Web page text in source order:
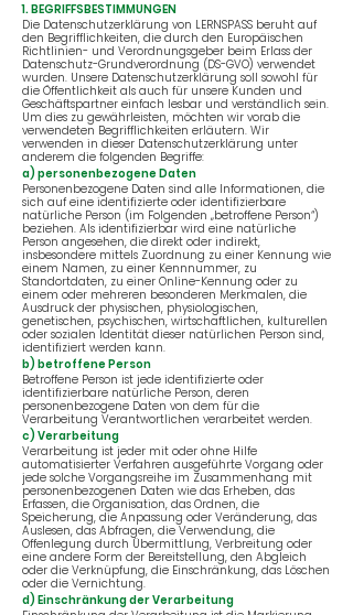
1. BEGRIFFSBESTIMMUNGEN
Die Datenschutzerklärung von LERNSPASS beruht auf
den Begrifflichkeiten, die durch den Europäischen
Richtlinien- und Verordnungsgeber beim Erlass der
Datenschutz-Grundverordnung (DS-GVO) verwendet
wurden. Unsere Datenschutzerklärung soll sowohl für
die Öffentlichkeit als auch für unsere Kunden und
Geschäftspartner einfach lesbar und verständlich sein.
Um dies zu gewährleisten, möchten wir vorab die
verwendeten Begrifflichkeiten erläutern. Wir
verwenden in dieser Datenschutzerklärung unter
anderem die folgenden Begriffe:
a) personenbezogene Daten
Personenbezogene Daten sind alle Informationen, die
sich auf eine identifizierte oder identifizierbare
natürliche Person (im Folgenden „betroffene Person“)
beziehen. Als identifizierbar wird eine natürliche
Person angesehen, die direkt oder indirekt,
insbesondere mittels Zuordnung zu einer Kennung wie
einem Namen, zu einer Kennnummer, zu
Standortdaten, zu einer Online-Kennung oder zu
einem oder mehreren besonderen Merkmalen, die
Ausdruck der physischen, physiologischen,
genetischen, psychischen, wirtschaftlichen, kulturellen
oder sozialen Identität dieser natürlichen Person sind,
identifiziert werden kann.
b) betroffene Person
Betroffene Person ist jede identifizierte oder
identifizierbare natürliche Person, deren
personenbezogene Daten von dem für die
Verarbeitung Verantwortlichen verarbeitet werden.
c) Verarbeitung
Verarbeitung ist jeder mit oder ohne Hilfe
automatisierter Verfahren ausgeführte Vorgang oder
jede solche Vorgangsreihe im Zusammenhang mit
personenbezogenen Daten wie das Erheben, das
Erfassen, die Organisation, das Ordnen, die
Speicherung, die Anpassung oder Veränderung, das
Auslesen, das Abfragen, die Verwendung, die
Offenlegung durch Übermittlung, Verbreitung oder
eine andere Form der Bereitstellung, den Abgleich
oder die Verknüpfung, die Einschränkung, das Löschen
oder die Vernichtung.
d) Einschränkung der Verarbeitung